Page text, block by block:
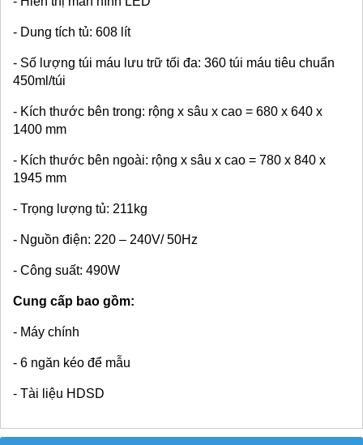
- Dung tích tủ: 608 lít
- Số lượng túi máu lưu trữ tối đa: 360 túi máu tiêu chuẩn
450ml/túi
- Kích thước bên trong: rộng x sâu x cao = 680 x 640 x
1400 mm
- Kích thước bên ngoài: rộng x sâu x cao = 780 x 840 x
1945 mm
- Trọng lượng tủ: 211kg
- Nguồn điện: 220 – 240V/ 50Hz
- Công suất: 490W
Cung cấp bao gồm:
- Máy chính
- 6 ngăn kéo để mẫu
- Tài liệu HDSD